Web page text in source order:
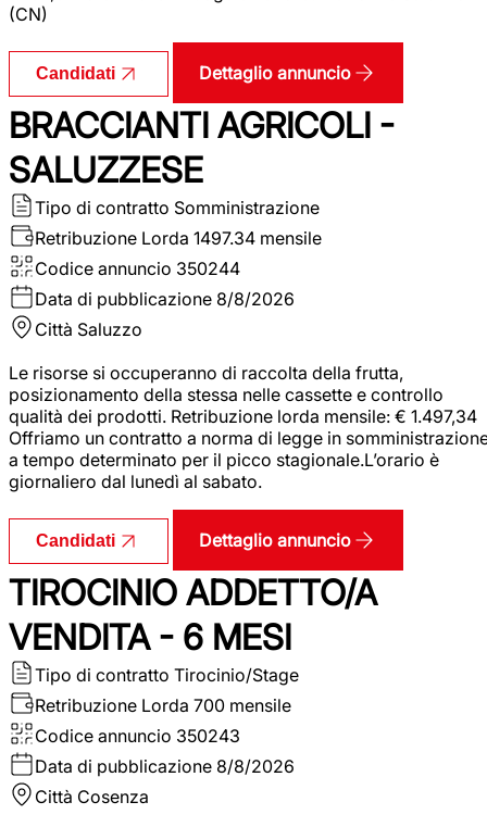
(CN)
Candidati Dettaglio annuncio
BRACCIANTI AGRICOLI -
SALUZZESE
Tipo di contratto Somministrazione
Retribuzione Lorda 1497.34 mensile
Codice annuncio 350244
Data di pubblicazione 8/8/2026
Città Saluzzo
Le risorse si occuperanno di raccolta della frutta,
posizionamento della stessa nelle cassette e controllo
qualità dei prodotti. Retribuzione lorda mensile: € 1.497,34
Offriamo un contratto a norma di legge in
a tempo determinato per il picco stagionale.L’orario è
giornaliero dal lunedì al sabato.
Candidati Dettaglio annuncio
TIROCINIO ADDETTO/A
VENDITA - 6 MESI
Tipo di contratto Tirocinio/Stage
Retribuzione Lorda 700 mensile
Codice annuncio 350243
Data di pubblicazione 8/8/2026
Città Cosenza